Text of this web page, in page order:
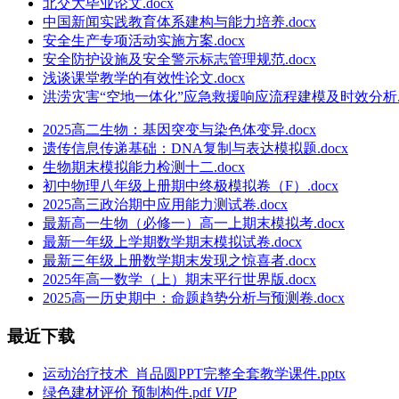
北交大毕业论文.docx
中国新闻实践教育体系建构与能力培养.docx
安全生产专项活动实施方案.docx
安全防护设施及安全警示标志管理规范.docx
浅谈课堂教学的有效性论文.docx
洪涝灾害“空地一体化”应急救援响应流程建模及时效分析
2025高二生物：基因突变与染色体变异.docx
遗传信息传递基础：DNA复制与表达模拟题.docx
生物期末模拟能力检测十二.docx
初中物理八年级上册期中终极模拟卷（F）.docx
2025高三政治期中应用能力测试卷.docx
最新高一生物（必修一）高一上期末模拟考.docx
最新一年级上学期数学期末模拟试卷.docx
最新三年级上册数学期末发现之惊喜者.docx
2025年高一数学（上）期末平行世界版.docx
2025高一历史期中：命题趋势分析与预测卷.docx
最近下载
运动治疗技术_肖品圆PPT完整全套教学课件.pptx
绿色建材评价 预制构件.pdf VIP